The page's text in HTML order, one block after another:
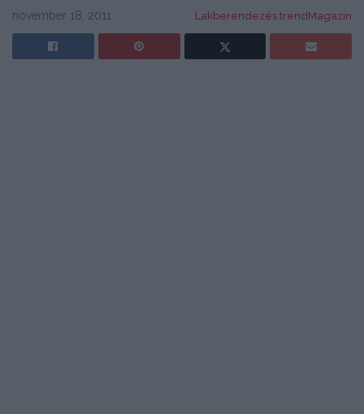
november 18, 2011 Lakberendezés trendMagazin